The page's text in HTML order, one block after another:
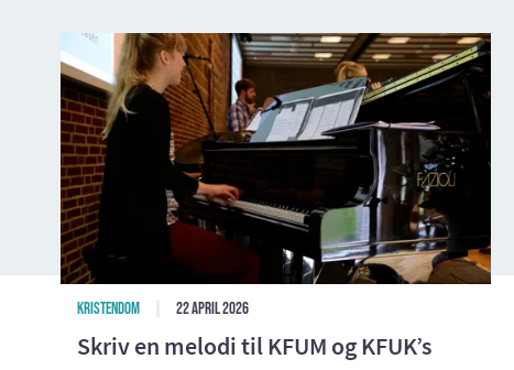
Kristendom 22 april 2026
Skriv en melodi til KFUM og KFUK’s